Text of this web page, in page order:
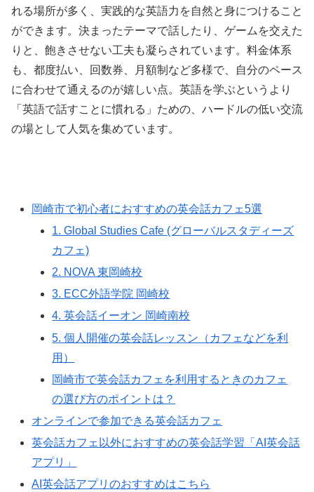
れる場所が多く、実践的な英語力を自然と身につけること
ができます。決まったテーマで話したり、ゲームを交えた
りと、飽きさせない工夫も凝らされています。料金体系
も、都度払い、回数券、月額制など多様で、自分のペース
に合わせて通えるのが嬉しい点。英語を学ぶというより
「英語で話すことに慣れる」ための、ハードルの低い交流
の場として人気を集めています。
岡崎市で初心者におすすめの英会話カフェ5選
1. Global Studies Cafe (グローバルスタディーズ
カフェ)
2. NOVA 東岡崎校
3. ECC外語学院 岡崎校
4. 英会話イーオン 岡崎南校
5. 個人開催の英会話レッスン（カフェなどを利
用）
岡崎市で英会話カフェを利用するときのカフェ
の選び方のポイントは？
オンラインで参加できる英会話カフェ
英会話カフェ以外におすすめの英会話学習「AI英会話
アプリ」
AI英会話アプリのおすすめはこちら